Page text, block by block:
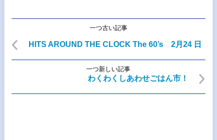
一つ古い記事
HITS AROUND THE CLOCK The 60’s 2月24 日
一つ新しい記事
わくわくしあわせごはん市！